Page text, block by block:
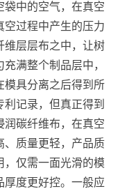
袋中的空气，在真空
空过程中产生的压力
维层层布之中，让树
满整个制品层中，
模具分离之后得到所
记录，但真正得到
润碳纤维布，在真空
、质量更轻，产品质
，仅需一面光滑的模
厚度更好控。一般应